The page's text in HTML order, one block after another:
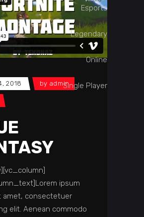
Esports
Legendary
Online
Single Player
2018 by admin
ipsum
amet, consectetuer
elit. Aenean commodo